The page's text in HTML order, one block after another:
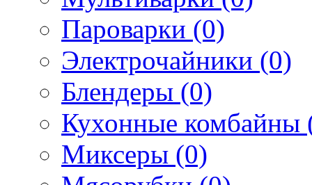
Пароварки (0)
Электрочайники (0)
Блендеры (0)
Кухонные комбайны
Миксеры (0)